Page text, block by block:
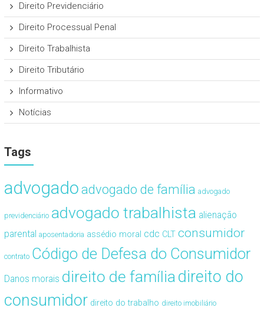
Direito Previdenciário
Direito Processual Penal
Direito Trabalhista
Direito Tributário
Informativo
Notícias
Tags
advogado advogado de família advogado
previdenciário advogado trabalhista alienação
parental aposentadoria assédio moral cdc CLT consumidor
contrato Código de Defesa do Consumidor
Danos morais direito de famíliadireito do
consumidor direito do trabalho direito imobiliário